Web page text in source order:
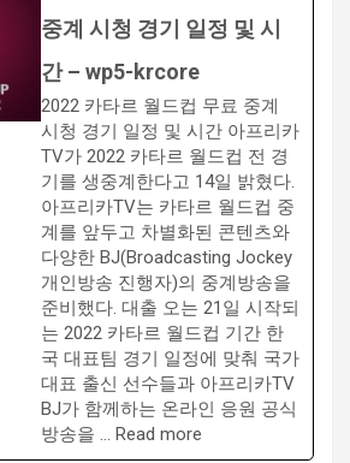
중계 시청 경기 일정 및 시
간 – wp5-krcore
2022 카타르 월드컵 무료 중계
시청 경기 일정 및 시간 아프리카
TV가 2022 카타르 월드컵 전 경
기를 생중계한다고 14일 밝혔다.
아프리카TV는 카타르 월드컵 중
계를 앞두고 차별화된 콘텐츠와
다양한 BJ(Broadcasting Jockey
개인방송 진행자)의 중계방송을
준비했다. 대출 오는 21일 시작되
는 2022 카타르 월드컵 기간 한
국 대표팀 경기 일정에 맞춰 국가
대표 출신 선수들과 아프리카TV
BJ가 함께하는 온라인 응원 공식
방송을 … Read more